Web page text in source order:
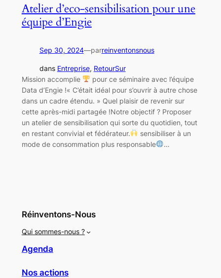
Atelier d’eco-sensibilisation pour une
équipe d’Engie
Sep 30, 2024—parreinventonsnous
dans Entreprise, RetourSur
Mission accomplie
pour ce séminaire avec l’équipe
Data d’Engie !« C’était idéal pour s’ouvrir à autre chose
dans un cadre étendu. » Quel plaisir de revenir sur
cette après-midi partagée !Notre objectif ? Proposer
un atelier de sensibilisation qui sorte du quotidien, tout
en restant convivial et fédérateur.
sensibiliser à un
mode de consommation plus responsable
…
Réinventons-Nous
Qui sommes-nous ?
Agenda
Nos actions